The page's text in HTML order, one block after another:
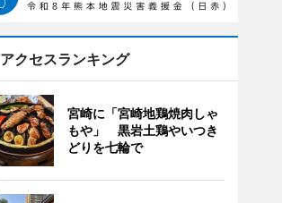
アクセスランキング
宮崎に「宮崎地鶏焼肉しゃ
もや」 黒岩土鶏やいつき
どりを七輪で